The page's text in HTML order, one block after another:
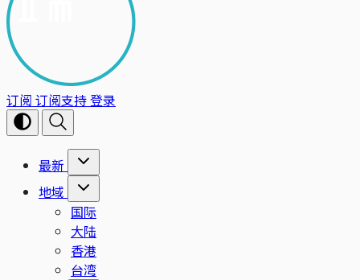
订阅 订阅支持登录
最新
地域
国际
大陆
香港
台湾